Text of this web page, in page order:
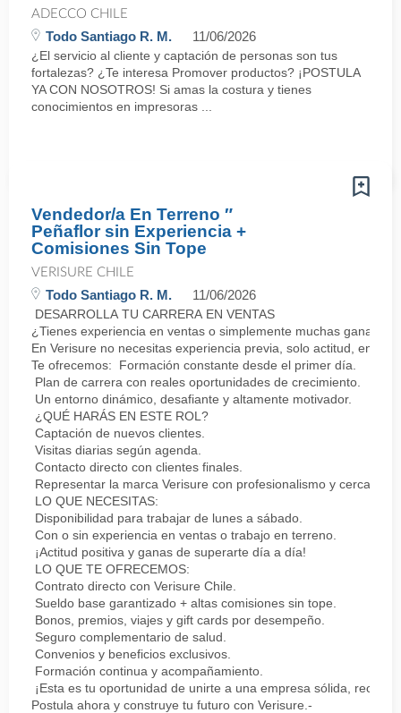
ADECCO CHILE
Todo Santiago R. M. 11/06/2026
¿El servicio al cliente y captación de personas son tus
fortalezas? ¿Te interesa Promover productos? ¡POSTULA
YA CON NOSOTROS! Si amas la costura y tienes
conocimientos en impresoras ...
Vendedor/a En Terreno ″
Peñaflor sin Experiencia +
Comisiones Sin Tope
VERISURE CHILE
Todo Santiago R. M. 11/06/2026
DESARROLLA TU CARRERA EN VENTAS
¿Tienes experiencia en ventas o simplemente muchas ganas
En Verisure no necesitas experiencia previa, solo actitud,
Te ofrecemos: Formación constante desde el primer día.
Plan de carrera con reales oportunidades de crecimiento.
Un entorno dinámico, desafiante y altamente motivador.
¿QUÉ HARÁS EN ESTE ROL?
Captación de nuevos clientes.
Visitas diarias según agenda.
Contacto directo con clientes finales.
Representar la marca Verisure con profesionalismo y cercanía.
LO QUE NECESITAS:
Disponibilidad para trabajar de lunes a sábado.
Con o sin experiencia en ventas o trabajo en terreno.
¡Actitud positiva y ganas de superarte día a día!
LO QUE TE OFRECEMOS:
Contrato directo con Verisure Chile.
Sueldo base garantizado + altas comisiones sin tope.
Bonos, premios, viajes y gift cards por desempeño.
Seguro complementario de salud.
Convenios y beneficios exclusivos.
Formación continua y acompañamiento.
¡Esta es tu oportunidad de unirte a una empresa sólida,
Postula ahora y construye tu futuro con Verisure.-